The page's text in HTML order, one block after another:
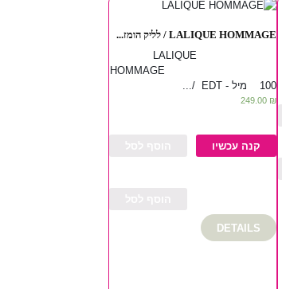
LALIQUE HOMMAGE / לליק הומז...
LALIQUE
HOMMAGE
100 מיל - EDT /...
249.00 ₪
קנה עכשיו
DETAILS